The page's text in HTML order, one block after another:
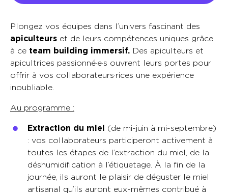
Plongez vos équipes dans l’univers fascinant des
apiculteurs et de leurs compétences uniques grâce
à ce team building immersif. Des apiculteurs et
apicultrices passionné·e·s ouvrent leurs portes pour
offrir à vos collaborateurs·rices une expérience
inoubliable.
Au programme :
Extraction du miel (de mi-juin à mi-septembre)
: vos collaborateurs participeront activement à
toutes les étapes de l’extraction du miel, de la
déshumidification à l’étiquetage. À la fin de la
journée, ils auront le plaisir de déguster le miel
artisanal qu’ils auront eux-mêmes contribué à